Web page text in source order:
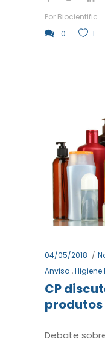
Por Biocientific
0
1
04/05/2018
Anvisa ,Higiene
CP
produtos
Debate